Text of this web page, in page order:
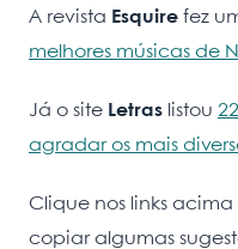
A revista Esquire fez
melhores músicas de
Já o site Letras listou
agradar os mais
Clique nos links
copiar algumas